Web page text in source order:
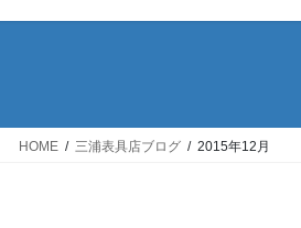
HOME 三浦表具店ブログ 2015年12月